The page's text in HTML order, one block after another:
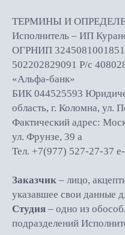
ТЕРМИНЫ И
Исполнитель – ИП
ОГРНИП
502202829091 Р/с
«Альфа-банк»
БИК 044525593
область, г. Коломна, ул.
Фактический адрес:
ул. Фрунзе, 39 а
Тел. +7(977) 527-27-37
Заказчик – лицо,
указавшее свои данные
Студия – одно из
подразделений